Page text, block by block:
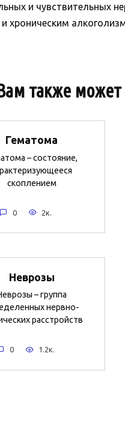
и чувствительных
хроническим
также может
Гематома
– состояние,
скоплением
0 2к.
Неврозы
– группа
нервно-
расстройств
0 1.2к.